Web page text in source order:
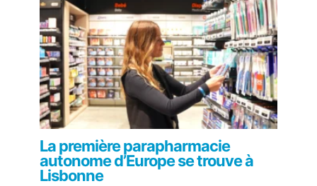
La première parapharmacie
autonome d’Europe se trouve à
Lisbonne